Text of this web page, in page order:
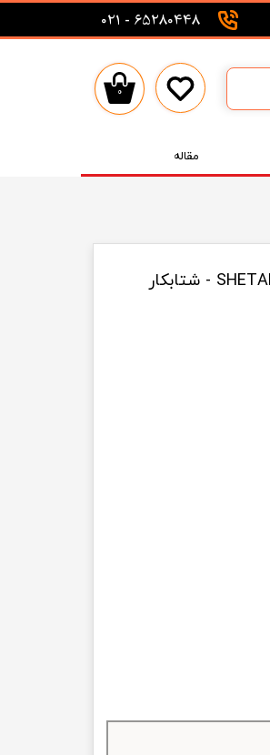
مقاله
65280448 - 021
۰